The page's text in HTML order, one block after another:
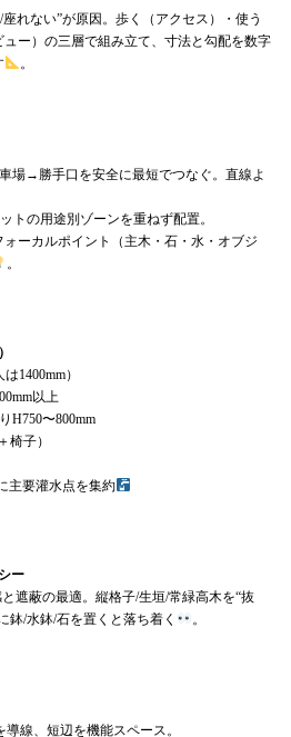
れない”が原因。歩く（アクセス）・使う
ュー）の三層で組み立て、寸法と勾配を数字
。
→勝手口を安全に最短でつなぐ。直線よ
トの用途別ゾーンを重ねず配置。
ォーカルポイント（主木・石・水・オブジ
。
1400mm）
以上
H750〜800mm
椅子）
主要灌水点を集約
ー
遮蔽の最適。縦格子/生垣/常緑高木を“抜
鉢/水鉢/石を置くと落ち着く
。
線、短辺を機能スペース。